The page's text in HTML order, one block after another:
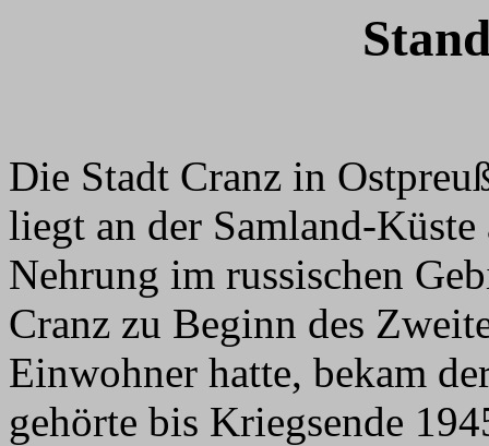
Die Stadt Cranz in
liegt an der Samland-
Nehrung im russischen
Cranz zu Beginn des
Einwohner hatte, bekam
gehörte bis Kriegsende